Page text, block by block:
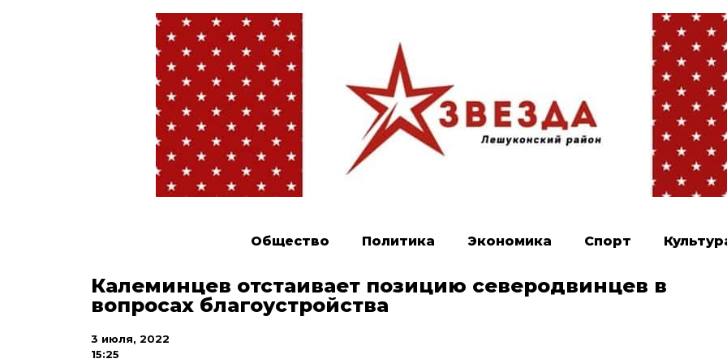
Общество Политика Экономика Спорт
Калеминцев отстаивает позицию северодвинцев в
вопросах благоустройства
3 июля, 2022
15:25